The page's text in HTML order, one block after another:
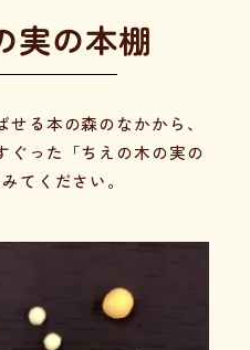
実の本棚
る本の森のなかから、
ぐった「ちえの木の実の
てください。